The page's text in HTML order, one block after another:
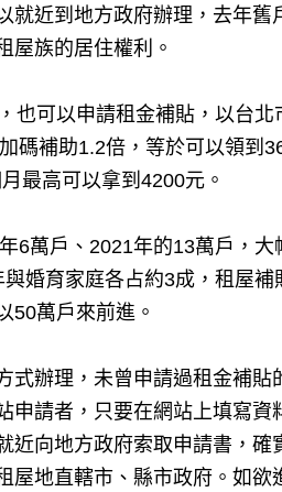
就近到地方政府辦理，去年舊
屋族的居住權利。
也可以申請租金補貼，以台
碼補助1.2倍，等於可以領到
最高可以拿到4200元。
6萬戶、2021年的13萬戶，
婚育家庭各占約3成，租屋
50萬戶來前進。
式辦理，未曾申請過租金補貼
申請者，只要在網站上填寫資
向地方政府索取申請書，確
屋地直轄市、縣市政府。如欲